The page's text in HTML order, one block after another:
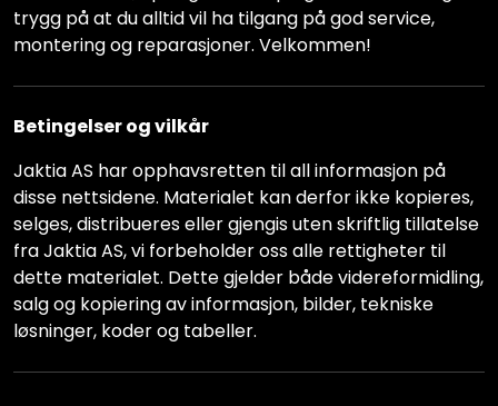
trygg på at du alltid vil ha tilgang på god service,
montering og reparasjoner. Velkommen!
Betingelser og vilkår
Jaktia AS har opphavsretten til all informasjon på
disse nettsidene. Materialet kan derfor ikke kopieres,
selges, distribueres eller gjengis uten skriftlig tillatelse
fra Jaktia AS, vi forbeholder oss alle rettigheter til
dette materialet. Dette gjelder både videreformidling,
salg og kopiering av informasjon, bilder, tekniske
løsninger, koder og tabeller.